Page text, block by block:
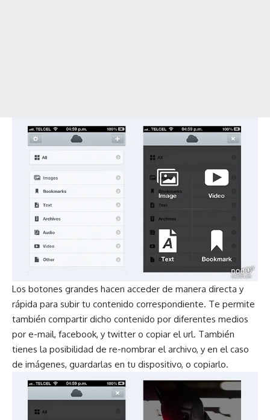
Los botones grandes hacen acceder de manera directa y
rápida para subir tu contenido correspondiente. Te permite
también compartir dicho contenido por diferentes medios
por e-mail, facebook, y twitter o copiar el url. También
tienes la posibilidad de re-nombrar el archivo, y en el caso
de imágenes, guardarlas en tu dispositivo, o copiarlo.